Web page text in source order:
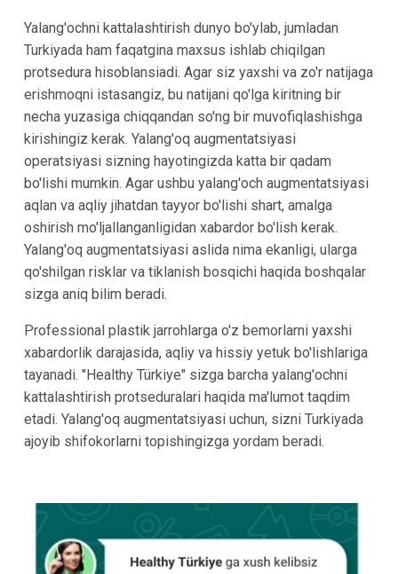
Yalang'ochni kattalashtirish dunyo bo'ylab, jumladan
Turkiyada ham faqatgina maxsus ishlab chiqilgan
protsedura hisoblansiadi. Agar siz yaxshi va zo'r natijaga
erishmoqni istasangiz, bu natijani qo'lga kiritning bir
necha yuzasiga chiqqandan so'ng bir muvofiqlashishga
kirishingiz kerak. Yalang'oq augmentatsiyasi
operatsiyasi sizning hayotingizda katta bir qadam
bo'lishi mumkin. Agar ushbu yalang'och augmentatsiyasi
aqlan va aqliy jihatdan tayyor bo'lishi shart, amalga
oshirish mo'ljallanganligidan xabardor bo'lish kerak.
Yalang'oq augmentatsiyasi aslida nima ekanligi, ularga
qo'shilgan risklar va tiklanish bosqichi haqida boshqalar
sizga aniq bilim beradi.
Professional plastik jarrohlarga o'z bemorlarni yaxshi
xabardorlik darajasida, aqliy va hissiy yetuk bo'lishlariga
tayanadi. "Healthy Türkiye" sizga barcha yalang'ochni
kattalashtirish protseduralari haqida ma'lumot taqdim
etadi. Yalang'oq augmentatsiyasi uchun, sizni Turkiyada
ajoyib shifokorlarni topishingizga yordam beradi.